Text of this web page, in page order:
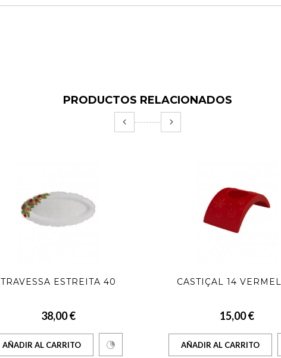
PRODUCTOS RELACIONADOS
TRAVESSA ESTREITA 40
38,00 €
AÑADIR AL CARRITO
CASTIÇAL 14
15,00 €
AÑADIR AL CARRITO